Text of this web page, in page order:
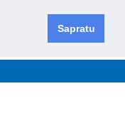
Sapratu